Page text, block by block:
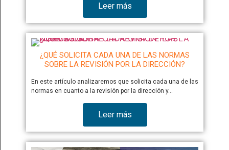
Leer más
¿QUÉ SOLICITA CADA UNA DE LAS NORMAS
SOBRE LA REVISIÓN POR LA DIRECCIÓN?
En este artículo analizaremos que solicita cada una de las
normas en cuanto a la revisión por la dirección y…
Leer más